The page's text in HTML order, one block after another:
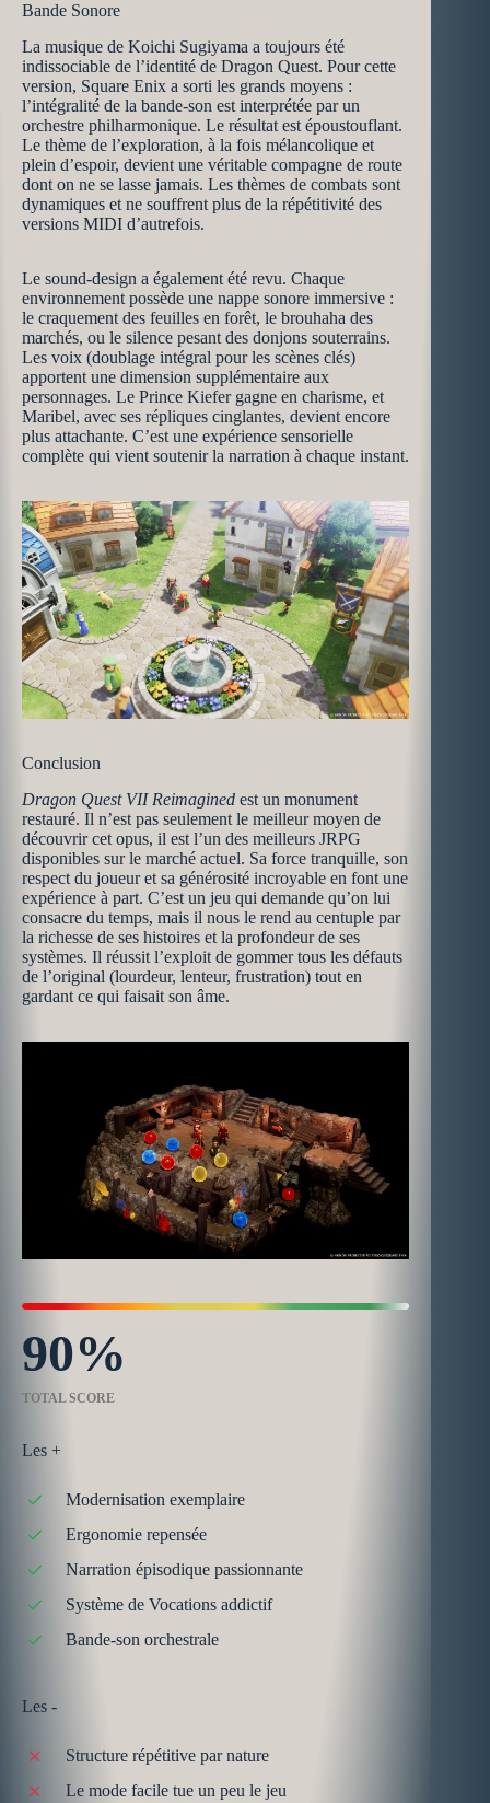
Bande Sonore
La musique de Koichi Sugiyama a toujours été
indissociable de l’identité de Dragon Quest. Pour cette
version, Square Enix a sorti les grands moyens :
l’intégralité de la bande-son est interprétée par un
orchestre philharmonique. Le résultat est époustouflant.
Le thème de l’exploration, à la fois mélancolique et
plein d’espoir, devient une véritable compagne de route
dont on ne se lasse jamais. Les thèmes de combats sont
dynamiques et ne souffrent plus de la répétitivité des
versions MIDI d’autrefois.
Le sound-design a également été revu. Chaque
environnement possède une nappe sonore immersive :
le craquement des feuilles en forêt, le brouhaha des
marchés, ou le silence pesant des donjons souterrains.
Les voix (doublage intégral pour les scènes clés)
apportent une dimension supplémentaire aux
personnages. Le Prince Kiefer gagne en charisme, et
Maribel, avec ses répliques cinglantes, devient encore
plus attachante. C’est une expérience sensorielle
complète qui vient soutenir la narration à chaque instant.
Conclusion
Dragon Quest VII Reimagined est un monument
restauré. Il n’est pas seulement le meilleur moyen de
découvrir cet opus, il est l’un des meilleurs JRPG
disponibles sur le marché actuel. Sa force tranquille, son
respect du joueur et sa générosité incroyable en font une
expérience à part. C’est un jeu qui demande qu’on lui
consacre du temps, mais il nous le rend au centuple par
la richesse de ses histoires et la profondeur de ses
systèmes. Il réussit l’exploit de gommer tous les défauts
de l’original (lourdeur, lenteur, frustration) tout en
gardant ce qui faisait son âme.
90
TOTAL SCORE
Les +
Modernisation exemplaire
Ergonomie repensée
Narration épisodique passionnante
Système de Vocations addictif
Bande-son orchestrale
Les -
Structure répétitive par nature
Le mode facile tue un peu le jeu